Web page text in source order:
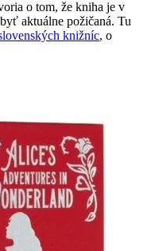
o tom, že kniha je v
aktuálne požičaná. Tu
knižníc, o